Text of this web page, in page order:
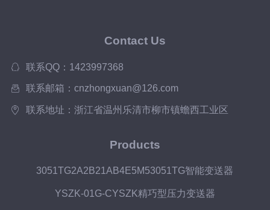
Contact Us
联系QQ：1423997368
联系邮箱：cnzhongxuan@126.com
联系地址：浙江省温州乐清市柳市镇蟾西工业区
Products
3051TG2A2B21AB4E5M53051TG智能变送器
YSZK-01G-CYSZK精巧型压力变送器